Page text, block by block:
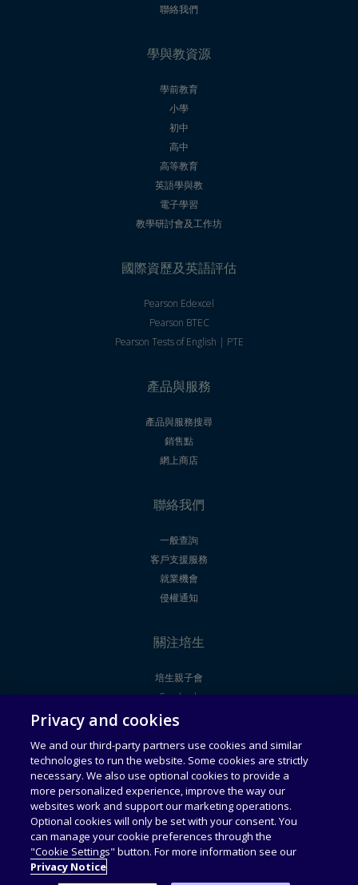
聯絡我們
學與教資源
學前教育
小學
初中
高中
高等教育
英語學與教
電子學習
教學研討會及工作坊
國際資歷及英語評估
Pearson Edexcel
Pearson BTEC
Pearson Tests of English | PTE
產品與服務
產品與服務搜尋
銷售點
網上商店
聯絡我們
一般查詢
客戶支援服務
就業機會
侵權通知
關注培生
培生親子會
Facebook
Youtube
法律聲明 使用者授權合約
通用服務條款 可接受使用政策
私隱政策 收集個人資料聲明
Privacy and cookies
We and our third-party partners use cookies and similar
technologies to run the website. Some cookies are strictly
necessary. We also use optional cookies to provide a
more personalized experience, improve the way our
websites work and support our marketing operations.
Optional cookies will only be set with your consent. You
can manage your cookie preferences through the
"Cookie Settings" button. For more information see our
Privacy Notice